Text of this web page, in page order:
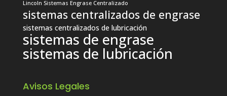
Lincoln Sistemas Engrase Centralizado
sistemas centralizados de engrase
sistemas centralizados de lubricación
sistemas de engrase
sistemas de lubricación
Avisos Legales